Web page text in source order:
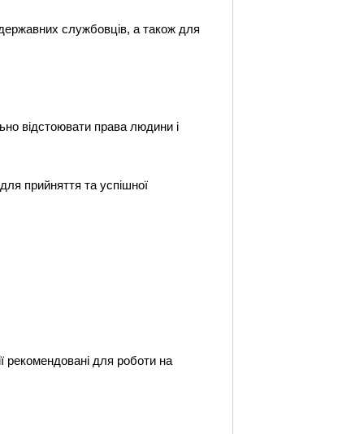
службовців, а також для
відстоювати права людини і
прийняття та успішної
рекомендовані для роботи на